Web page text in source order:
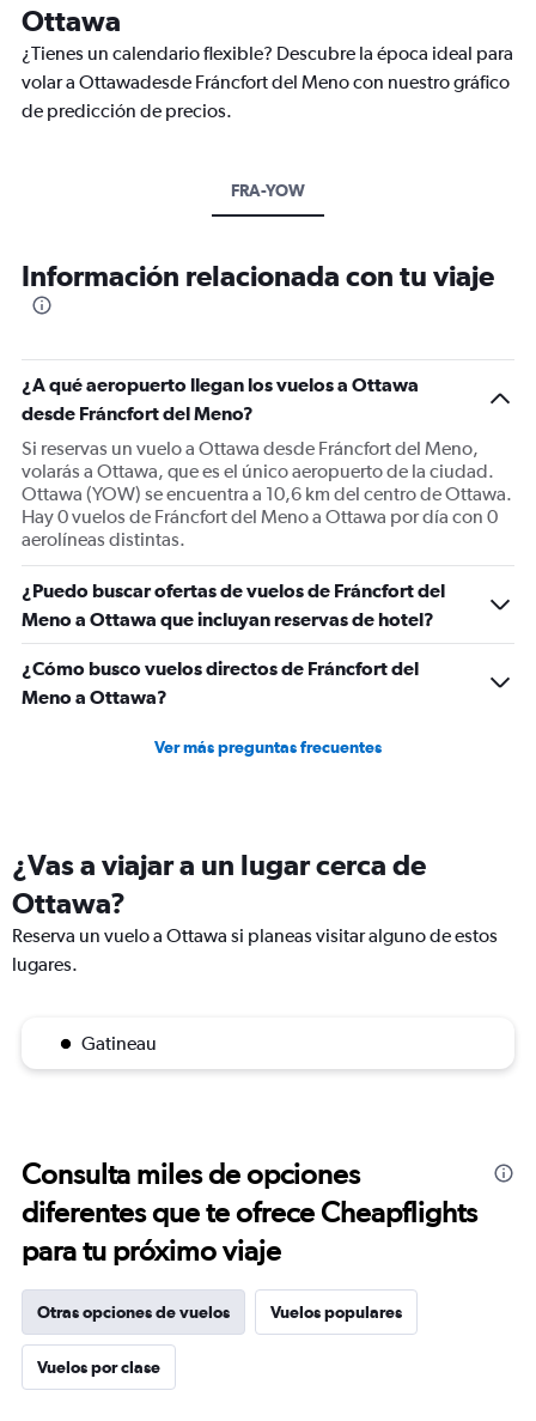
Ottawa
¿Tienes un calendario flexible? Descubre la época ideal para
volar a Ottawadesde Fráncfort del Meno con nuestro gráfico
de predicción de precios.
FRA-YOW
Información relacionada con tu viaje
¿A qué aeropuerto llegan los vuelos a Ottawa
desde Fráncfort del Meno?
Si reservas un vuelo a Ottawa desde Fráncfort del Meno,
volarás a Ottawa, que es el único aeropuerto de la ciudad.
Ottawa (YOW) se encuentra a 10,6 km del centro de Ottawa.
Hay 0 vuelos de Fráncfort del Meno a Ottawa por día con 0
aerolíneas distintas.
¿Puedo buscar ofertas de vuelos de Fráncfort del
Meno a Ottawa que incluyan reservas de hotel?
¿Cómo busco vuelos directos de Fráncfort del
Meno a Ottawa?
Ver más preguntas frecuentes
¿Vas a viajar a un lugar cerca de
Ottawa?
Reserva un vuelo a Ottawa si planeas visitar alguno de estos
lugares.
Gatineau
Consulta miles de opciones
diferentes que te ofrece Cheapflights
para tu próximo viaje
Otras opciones de vuelos Vuelos populares
Vuelos por clase